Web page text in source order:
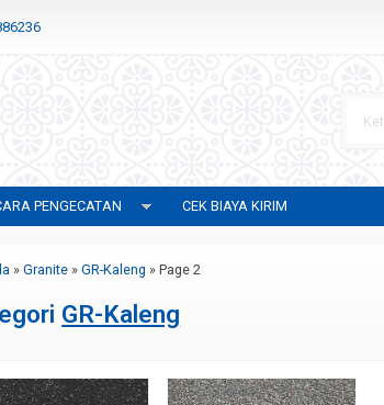
PENGECATAN CEK BIAYA KIRIM
»Granite »GR-Kaleng »Page 2
GR-Kaleng